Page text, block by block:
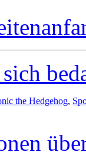
the Hedgehog,